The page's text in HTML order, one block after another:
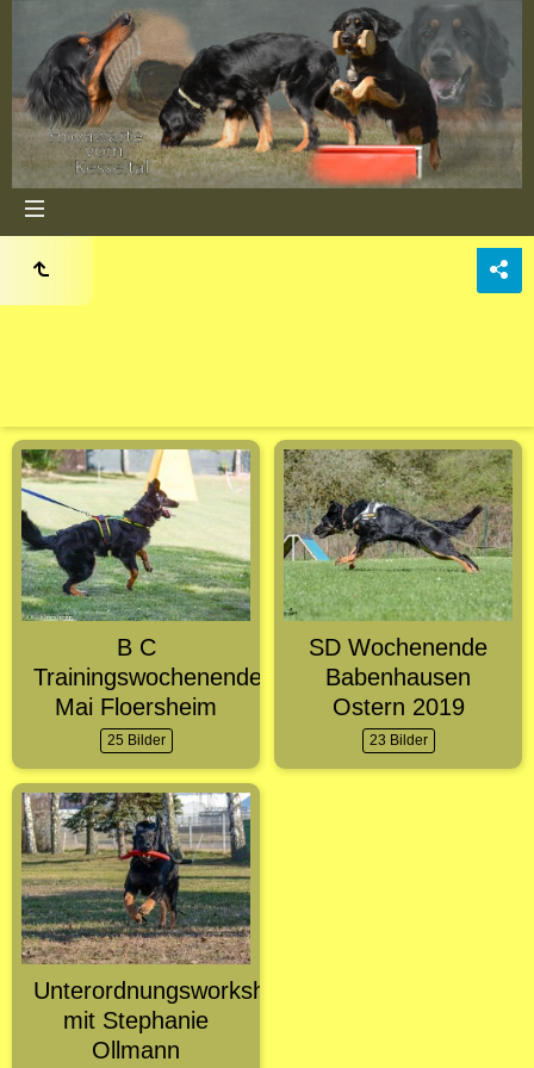
B C
Trainingswochenende
Mai Floersheim
25 Bilder
SD Wochenende
Babenhausen
Ostern 2019
23 Bilder
Unterordnungsworkshop
mit Stephanie
Ollmann